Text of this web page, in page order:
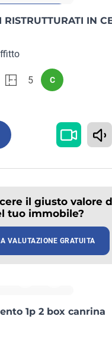
RISTRUTTURATI IN
5 C
il giusto valore
tuo immobile?
VALUTAZIONE GRATUITA
1p 2 box canrina